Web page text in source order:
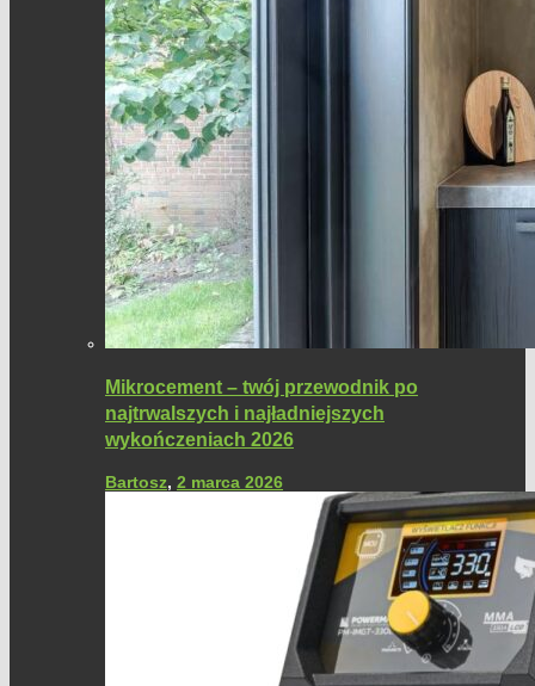
Mikrocement – twój przewodnik po
najtrwalszych i najładniejszych
wykończeniach 2026
Bartosz, 2 marca 2026